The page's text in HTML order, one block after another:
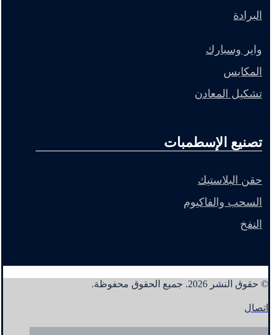
البرادة
واير وسبارك
المكابس
تشكيل المعادن
تصنيع الإسطمبات
حقن البلاستيك
السحب والفاكيوم
النفخ
© حقوق النشر 2026. جميع الحقوق محفوظة.
اتصال